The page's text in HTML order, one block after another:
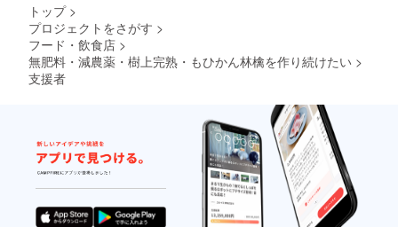
ており
ます。
トップ >
プロジェクトをさがす >
フード・飲食店 >
無肥料・減農薬・樹上完熟・もひかん林檎を作り続けたい >
支援者